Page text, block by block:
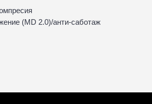
(MD 2.0)/анти-саботаж